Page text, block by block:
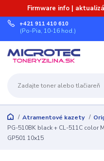
Firmware info |
+421 911 410 610
(Po-Pia, 10-16 hod.)
Atramentové kazety
PG-510BK black + CL-511C color
GP501 10x15